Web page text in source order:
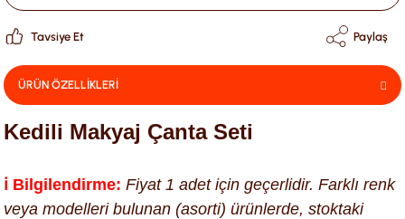
Tavsiye Et Paylaş
ÜRÜN ÖZELLİKLERİ
Kedili Makyaj Çanta Seti
ℹ️ Bilgilendirme: Fiyat 1 adet için geçerlidir. Farklı renk
veya modelleri bulunan (asorti) ürünlerde, stoktaki